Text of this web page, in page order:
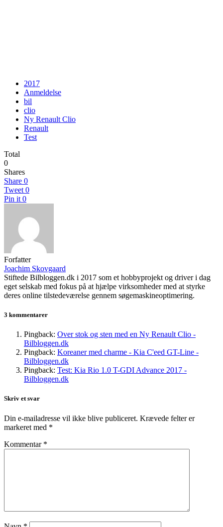
2017
Anmeldelse
bil
clio
Ny Renault Clio
Renault
Test
Total
0
Shares
Share 0
Tweet 0
Pin it 0
Forfatter
Joachim Skovgaard
Stiftede Bilbloggen.dk i 2017 som et hobbyprojekt og driver i dag
eget selskab med fokus på at hjælpe virksomheder med at styrke
deres online tilstedeværelse gennem søgemaskineoptimering.
3 kommentarer
Pingback: Over stok og sten med en Ny Renault Clio -
Bilbloggen.dk
Pingback: Koreaner med charme - Kia C'eed GT-Line -
Bilbloggen.dk
Pingback: Test: Kia Rio 1.0 T-GDI Advance 2017 -
Bilbloggen.dk
Skriv et svar
Din e-mailadresse vil ikke blive publiceret. Krævede felter er
markeret med *
Kommentar *